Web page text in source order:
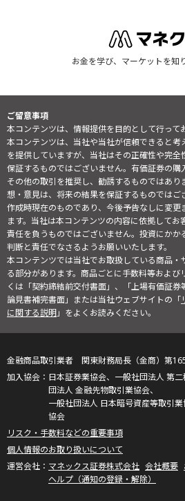
お金を学び、マーケットを知
ご留意事項
本コンテンツは、情報提供を目的として行って
本コンテンツは、当社や当社が信頼できると考
を提供していますが、当社はその正確性や完
保証するものではございません。有価証券の購
その他の取引を推奨し、勧誘するものではあ
想・意見は、将来の結果を保証するものではご
作成時現在のものであり、今後予告なしに変
ます。当社は本コンテンツの内容に依拠して
責任を負うものではございません。投資にかか
判断と責任でなさるようお願いいたします。
本コンテンツでは当社でお取扱している商品
る部分があります。商品ごとに手数料等および
くは「契約締結前交付書面」、「上場有価証
論見書補完書面」または当社ウェブサイトの「
に関する説明」をよくお読みください。
金融商品取引業者 関東財務局長（金商）第
日本証券業協会、一般社団法人 第
団法人 金融先物取引業協会、
一般社団法人 日本暗号資産等取引
協会
リスク・手数料などの重要事項
個人情報のお取り扱いについて
マネックス証券株式会社 会社概要
ヘルプ（通知の登録・解除）